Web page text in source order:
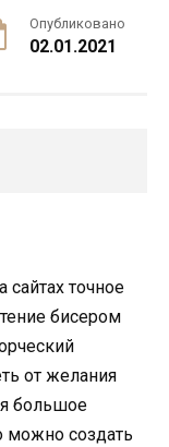
Опубликовано
02.01.2021
сайтах точное
бисером
от желания
большое
можно создать